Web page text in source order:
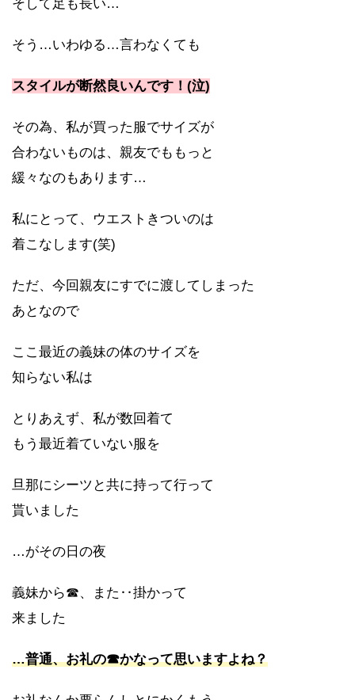
そして足も長い…
そう…いわゆる…言わなくても
スタイルが断然良いんです！(泣)
その為、私が買った服でサイズが
合わないものは、親友でももっと
緩々なのもあります…
私にとって、ウエストきついのは
着こなします(笑)
ただ、今回親友にすでに渡してしまった
あとなので
ここ最近の義妹の体のサイズを
知らない私は
とりあえず、私が数回着て
もう最近着ていない服を
旦那にシーツと共に持って行って
貰いました
…がその日の夜
義妹から☎、また‥掛かって
来ました
…普通、お礼の☎かなって思いますよね？